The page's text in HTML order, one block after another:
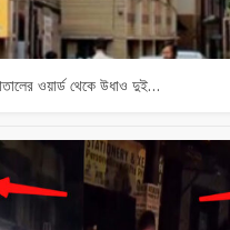
ওয়ার্ড থেকে উধাও দুই…